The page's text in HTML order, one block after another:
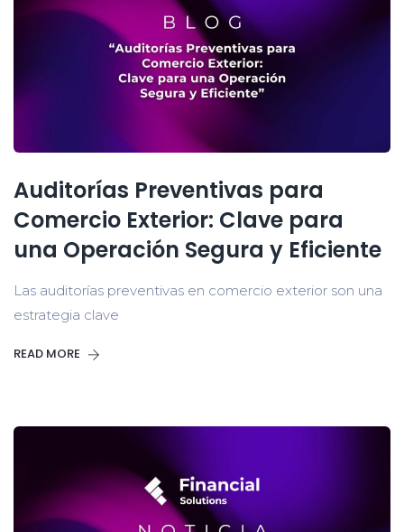
Auditorías Preventivas para
Comercio Exterior: Clave para
una Operación Segura y Eficiente
Las auditorías preventivas en comercio exterior son una
estrategia clave
READ MORE